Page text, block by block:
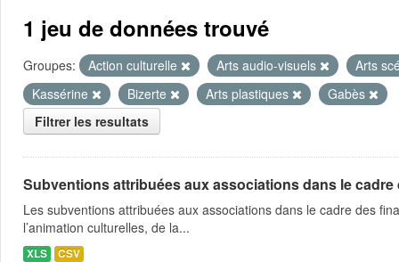
1 jeu de données trouvé
Groupes: Action culturelle Arts audio-visuels
Arts
Kassérine
Bizerte Arts plastiques
Gabès
Filtrer les resultats
Subventions attribuées aux associations dans le
Les subventions attribuées aux associations dans le cadre des
l’animation culturelles, de la...
XLS CSV